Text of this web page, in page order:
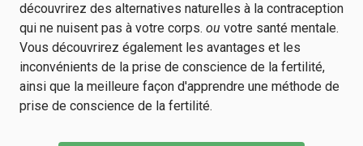
découvrirez des alternatives naturelles à la contraception
qui ne nuisent pas à votre corps. ou votre santé mentale.
Vous découvrirez également les avantages et les
inconvénients de la prise de conscience de la fertilité,
ainsi que la meilleure façon d'apprendre une méthode de
prise de conscience de la fertilité.